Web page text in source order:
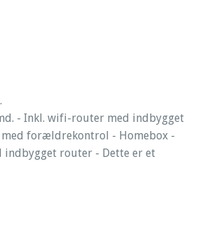
- Inkl. wifi-router med indbygget
forældrekontrol - Homebox -
indbygget router - Dette er et